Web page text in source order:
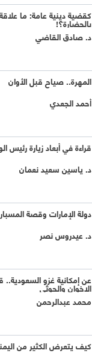
كقضية دينية عامة: ما
بالحضارة؟!
د. صادق القاضي
المهرة.. صياح قبل الأوان
أحمد الجعدي
قراءة في أبعاد زيارة رئيس
د. ياسين سعيد نعمان
دولة الإمارات وقصة
د. عيدروس نصر
عن إمكانية غزو
الإخوان والحوثي
محمد عبدالرحمن
‏كيف يتعرض الكثير من